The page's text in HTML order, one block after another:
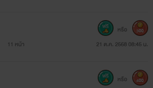
านตำแหน่งบัญชี ที่อู่ซ่อมรถ
11 หน้า 21 ต.ค. 2568 08:45 น.
หรือ 300
หรือ 400